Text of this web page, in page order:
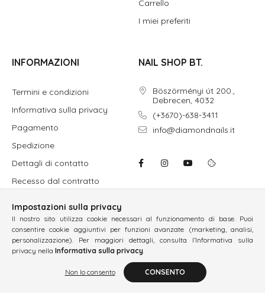
Carrello
I miei preferiti
INFORMAZIONI
Termini e condizioni
Informativa sulla privacy
Pagamento
Spedizione
Dettagli di contatto
Recesso dal contratto
NAIL SHOP BT.
Böszörményi út 200.,
Debrecen, 4032
(+3670)-638-3411
info@diamondnails.it
Impostazioni sulla privacy
Il nostro sito utilizza cookie necessari al funzionamento di base. Puoi
consentire cookie aggiuntivi per funzioni avanzate (marketing, analisi,
personalizzazione). Per maggiori dettagli, consulta l’Informativa sulla
privacy nella Informativa sulla privacy.
Non lo consento CONSENTO